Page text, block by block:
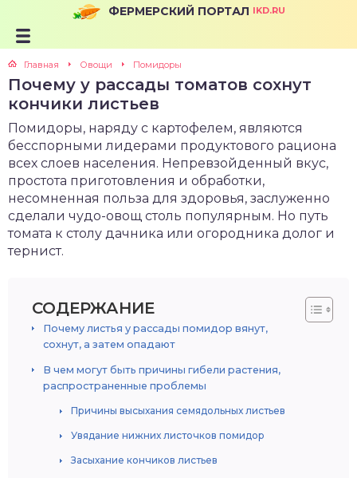
ФЕРМЕРСКИЙ ПОРТАЛ IKD.RU
Главная Овощи Помидоры
Почему у рассады томатов сохнут
кончики листьев
Помидоры, наряду с картофелем, являются
бесспорными лидерами продуктового рациона
всех слоев населения. Непревзойденный вкус,
простота приготовления и обработки,
несомненная польза для здоровья, заслуженно
сделали чудо-овощ столь популярным. Но путь
томата к столу дачника или огородника долог и
тернист.
СОДЕРЖАНИЕ
Почему листья у рассады помидор вянут,
сохнут, а затем опадают
В чем могут быть причины гибели растения,
распространенные проблемы
Причины высыхания семядольных листьев
Увядание нижних листочков помидор
Засыхание кончиков листьев